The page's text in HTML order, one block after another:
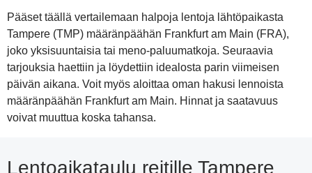
Pääset täällä vertailemaan halpoja lentoja lähtöpaikasta
Tampere (TMP) määränpäähän Frankfurt am Main (FRA),
joko yksisuuntaisia tai meno-paluumatkoja. Seuraavia
tarjouksia haettiin ja löydettiin idealosta parin viimeisen
päivän aikana. Voit myös aloittaa oman hakusi lennoista
määränpäähän Frankfurt am Main. Hinnat ja saatavuus
voivat muuttua koska tahansa.
Lentoaikataulu reitille Tampere